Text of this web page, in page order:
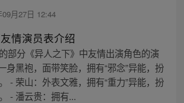
09月27日 12:44
情演员表介绍
部分《异人之下》中友情出演角色的演
身黑袍，面带笑脸，拥有“邪念”异能，扮
- 荣山：外表文雅，拥有“重力”异能，扮
- 潘云贵：拥有...